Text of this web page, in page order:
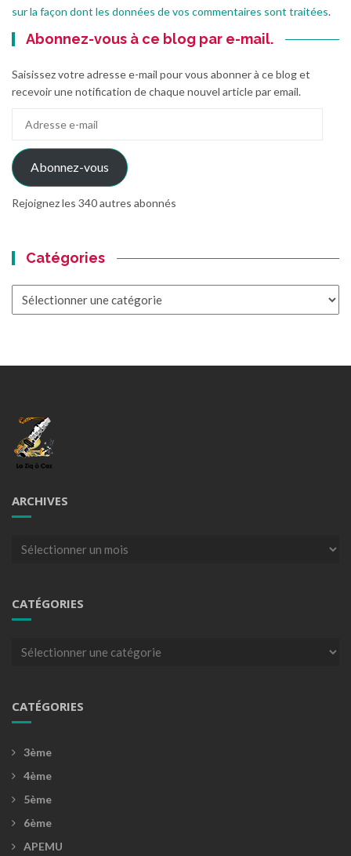
sur la façon dont les données de vos commentaires sont traitées.
Abonnez-vous à ce blog par e-mail.
Saisissez votre adresse e-mail pour vous abonner à ce blog et
recevoir une notification de chaque nouvel article par email.
mail
Abonnez-vous
Rejoignez les 340 autres abonnés
Catégories
ARCHIVES
Archives
CATÉGORIES
Catégories
CATÉGORIES
3ème
4ème
5ème
6ème
APEMU